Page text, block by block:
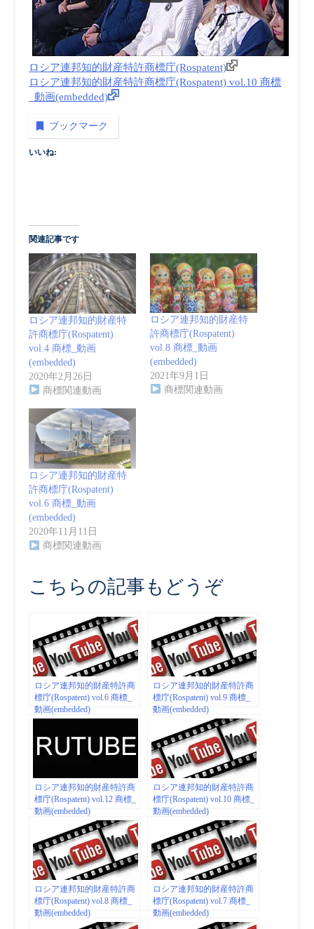
ロシア連邦知的財産特許商標庁(Rospatent)
ロシア連邦知的財産特許商標庁(Rospatent) vol.10 商標
_動画(embedded)
ブックマーク
いいね:
関連記事です
ロシア連邦知的財産特
許商標庁(Rospatent)
vol.4 商標_動画
(embedded)
2020年2月26日
商標関連動画
ロシア連邦知的財産特
許商標庁(Rospatent)
vol.8 商標_動画
(embedded)
2021年9月1日
商標関連動画
ロシア連邦知的財産特
許商標庁(Rospatent)
vol.6 商標_動画
(embedded)
2020年11月11日
商標関連動画
こちらの記事もどうぞ
ロシア連邦知的財産特許商
標庁(Rospatent) vol.6 商標_
動画(embedded)
ロシア連邦知的財産特許商
標庁(Rospatent) vol.9 商標_
動画(embedded)
ロシア連邦知的財産特許商
標庁(Rospatent) vol.12 商標_
動画(embedded)
ロシア連邦知的財産特許商
標庁(Rospatent) vol.10 商標_
動画(embedded)
ロシア連邦知的財産特許商
標庁(Rospatent) vol.8 商標_
動画(embedded)
ロシア連邦知的財産特許商
標庁(Rospatent) vol.7 商標_
動画(embedded)